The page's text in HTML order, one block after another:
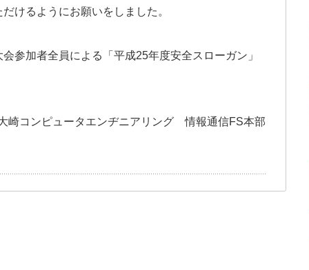
けるようにお願いをしました。
参加者全員による「平成25年度安全スローガン」
崎コンピュータエンヂニアリング 情報通信FS本部